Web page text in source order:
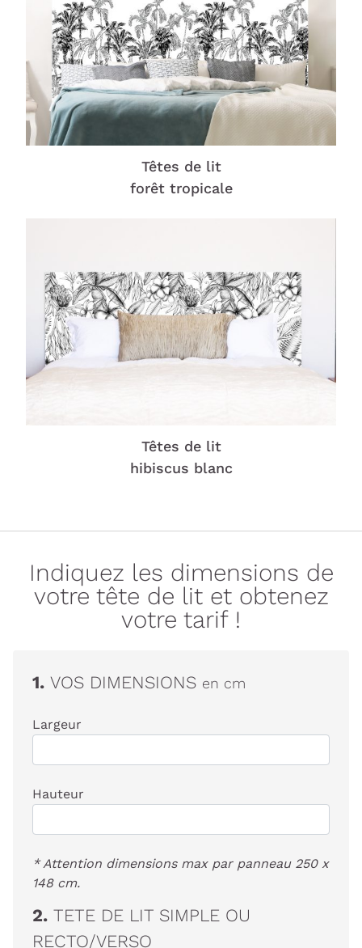
Têtes de lit
forêt tropicale
Têtes de lit
hibiscus blanc
Indiquez les dimensions de
votre tête de lit et obtenez
votre tarif !
1. VOS DIMENSIONS en cm
Largeur
Hauteur
* Attention dimensions max par panneau 250 x
148 cm.
2. TETE DE LIT SIMPLE OU
RECTO/VERSO